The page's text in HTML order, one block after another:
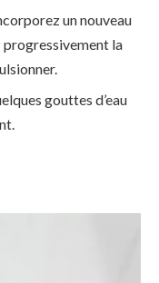
un nouveau
progressivement la
gouttes d’eau